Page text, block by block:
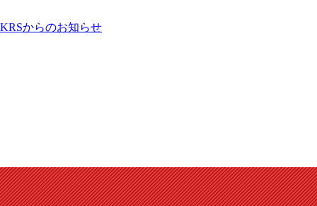
KRSからのお知らせ